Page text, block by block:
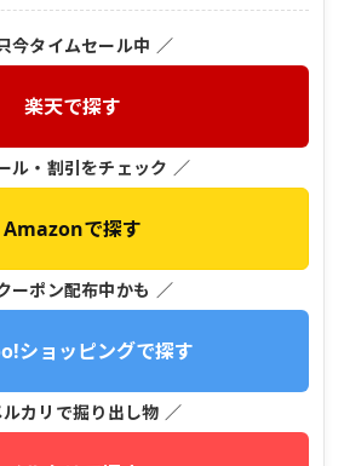
今タイムセール中 ／
楽天で探す
ル・割引をチェック ／
Amazonで探す
ーポン配布中かも ／
ショッピングで探す
カリで掘り出し物 ／